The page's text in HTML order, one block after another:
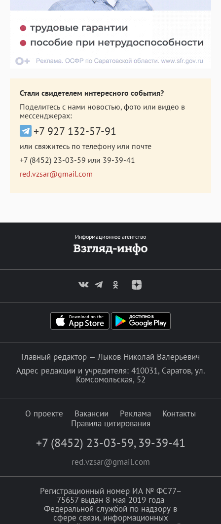
Стали свидетелем интересного события?
Поделитесь с нами новостью, фото или видео в
мессенджерах:
+7 927 132-57-91
или свяжитесь по телефону или почте
+7 (8452) 23-03-59 или 39-39-41
red.vzsar@gmail.com
Информационное агентство
Главный редактор — Лыков Николай Валерьевич
Адрес редакции и учредителя: 410031, Саратов, ул.
Комсомольская, 52
О проекте Вакансии Реклама
Контакты
Правила цитирования
+7 (8452) 23-03-59, 39-39-41
red.vzsar@gmail.com
Регистрационный номер ИА № ФС77–
75657 выдан 8 мая 2019 года
Федеральной службой по надзору в
сфере связи, информационных